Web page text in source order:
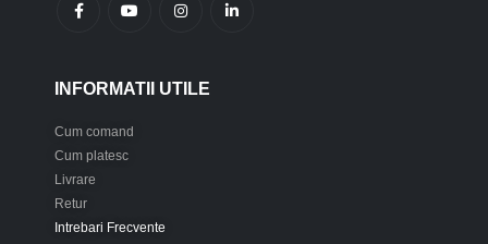
INFORMATII UTILE
Cum comand
Cum platesc
Livrare
Retur
Intrebari Frecvente